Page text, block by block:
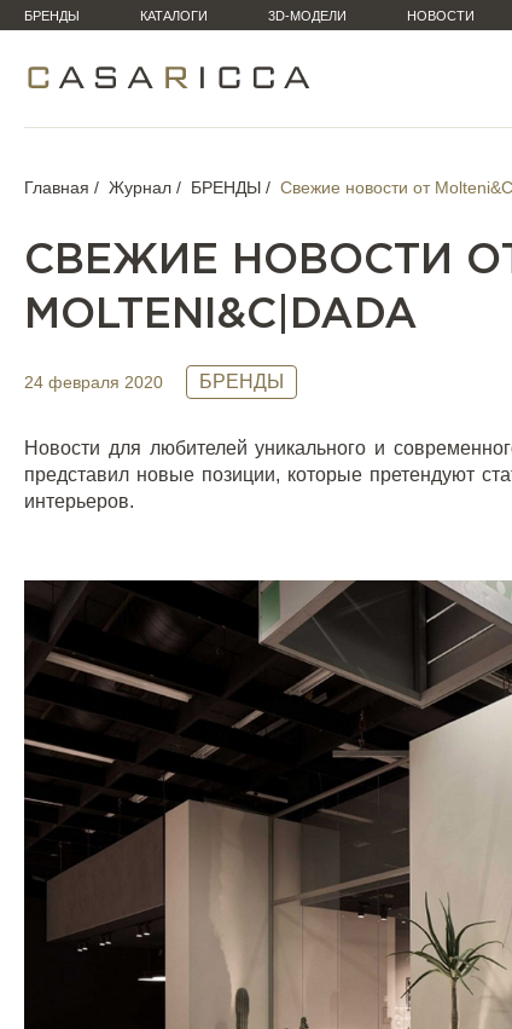
БРЕНДЫ КАТАЛОГИ 3D-МОДЕЛИ НОВОСТИ
Главная Журнал БРЕНДЫ Свежие новости от
СВЕЖИЕ НОВОСТИ
MOLTENI&C|DADA
24 февраля 2020 БРЕНДЫ
Новости для любителей уникального и
представил новые позиции, которые претендуют
интерьеров.